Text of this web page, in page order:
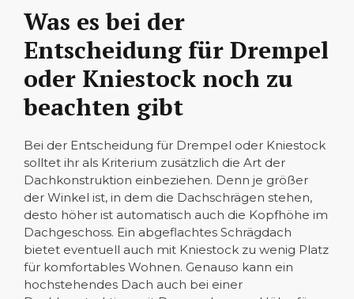
Was es bei der
Entscheidung für Drempel
oder Kniestock noch zu
beachten gibt
Bei der Entscheidung für Drempel oder Kniestock
solltet ihr als Kriterium zusätzlich die Art der
Dachkonstruktion einbeziehen. Denn je größer
der Winkel ist, in dem die Dachschrägen stehen,
desto höher ist automatisch auch die Kopfhöhe im
Dachgeschoss. Ein abgeflachtes Schrägdach
bietet eventuell auch mit Kniestock zu wenig Platz
für komfortables Wohnen. Genauso kann ein
hochstehendes Dach auch bei einer